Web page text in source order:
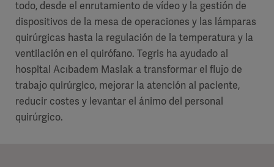
todo, desde el enrutamiento de vídeo y la gestión de
dispositivos de la mesa de operaciones y las lámparas
quirúrgicas hasta la regulación de la temperatura y la
ventilación en el quirófano. Tegris ha ayudado al
hospital Acıbadem Maslak a transformar el flujo de
trabajo quirúrgico, mejorar la atención al paciente,
reducir costes y levantar el ánimo del personal
quirúrgico.